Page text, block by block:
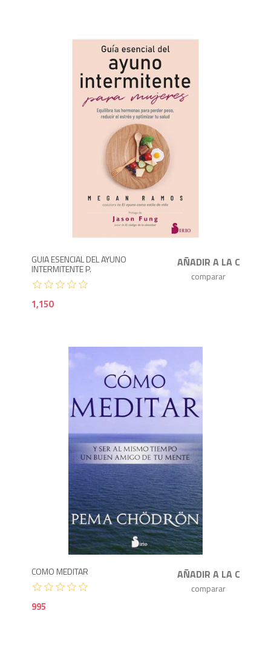
GUIA ESENCIAL DEL AYUNO
INTERMITENTE P.
1,150
COMO MEDITAR
995